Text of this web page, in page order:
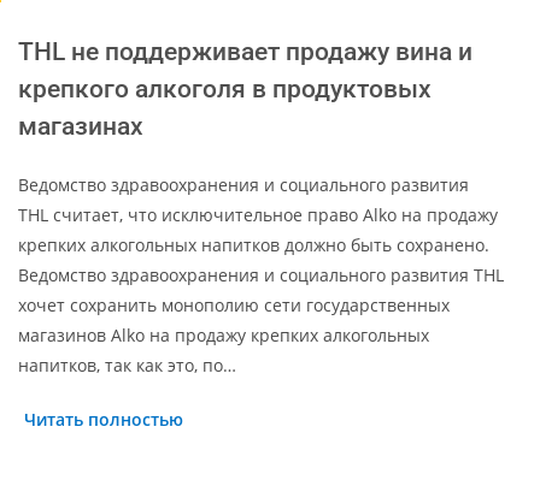
THL не поддерживает продажу вина и
крепкого алкоголя в продуктовых
магазинах
Ведомство здравоохранения и социального развития
THL считает, что исключительное право Alko на продажу
крепких алкогольных напитков должно быть сохранено.
Ведомство здравоохранения и социального развития THL
хочет сохранить монополию сети государственных
магазинов Alko на продажу крепких алкогольных
напитков, так как это, по…
Читать полностью